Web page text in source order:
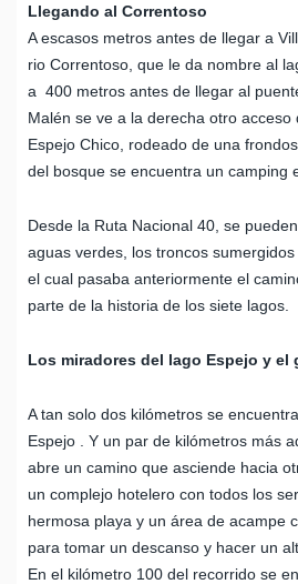
Llegando al Correntoso
A escasos metros antes de llegar a
rio Correntoso, que le da nombre al
a 400 metros antes de llegar al
Malén se ve a la derecha otro
Espejo Chico, rodeado de una
del bosque se encuentra un camping
Desde la Ruta Nacional 40, se
aguas verdes, los troncos
el cual pasaba anteriormente el
parte de la historia de los siete lagos.
Los miradores del lago Espejo y el
A tan solo dos kilómetros se
Espejo . Y un par de kilómetros más
abre un camino que asciende hacia
un complejo hotelero con todos los
hermosa playa y un área de acampe
para tomar un descanso y hacer un
En el kilómetro 100 del recorrido se